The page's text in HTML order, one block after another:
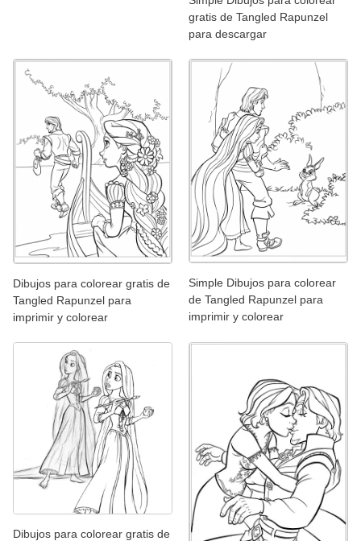
gratis de Tangled Rapunzel
para descargar
Dibujos para colorear gratis de
Tangled Rapunzel para
imprimir y colorear
Simple Dibujos para colorear
de Tangled Rapunzel para
imprimir y colorear
Dibujos para colorear gratis de